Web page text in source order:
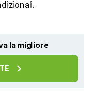
la migliore